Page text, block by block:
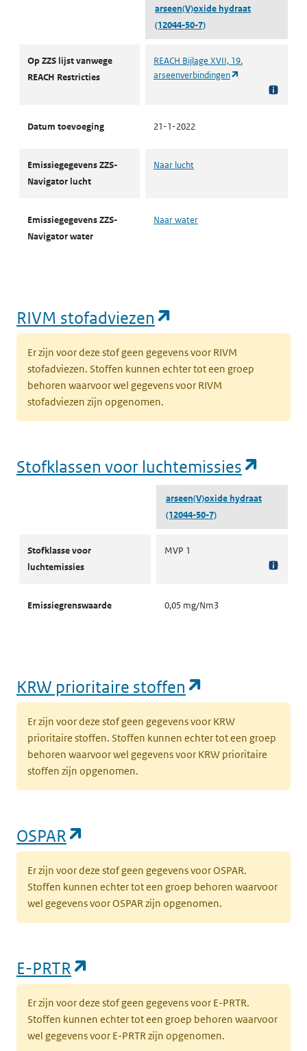
arseen(V)oxide hydraat
(12044-50-7)
Op ZZS lijst vanwege
REACH Restricties
REACH Bijlage XVII, 19.
arseenverbindingen
Datum toevoeging 21-1-2022
Emissiegegevens ZZS-
Navigator lucht
Naar lucht
Emissiegegevens ZZS-
Navigator water
Naar water
RIVM stofadviezen
Er zijn voor deze stof geen gegevens voor RIVM
stofadviezen. Stoffen kunnen echter tot een groep
behoren waarvoor wel gegevens voor RIVM
stofadviezen zijn opgenomen.
Stofklassen voor luchtemissies
arseen(V)oxide hydraat
(12044-50-7)
Stofklasse voor
luchtemissies
MVP 1
Emissiegrenswaarde 0,05 mg/Nm3
KRW prioritaire stoffen
Er zijn voor deze stof geen gegevens voor KRW
prioritaire stoffen. Stoffen kunnen echter tot een groep
behoren waarvoor wel gegevens voor KRW prioritaire
stoffen zijn opgenomen.
OSPAR
Er zijn voor deze stof geen gegevens voor OSPAR.
Stoffen kunnen echter tot een groep behoren waarvoor
wel gegevens voor OSPAR zijn opgenomen.
E-PRTR
Er zijn voor deze stof geen gegevens voor E-PRTR.
Stoffen kunnen echter tot een groep behoren waarvoor
wel gegevens voor E-PRTR zijn opgenomen.